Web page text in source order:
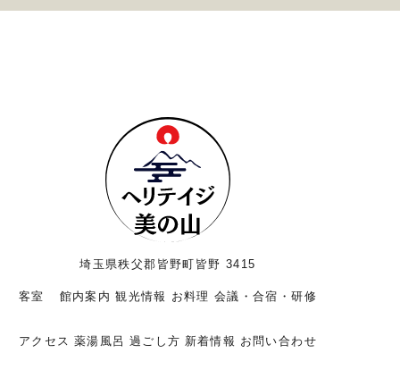
埼玉県秩父郡皆野町皆野 3415
客室 館内案内 観光情報 お料理 会議・合宿・研修
アクセス 薬湯風呂 過ごし方 新着情報 お問い合わせ